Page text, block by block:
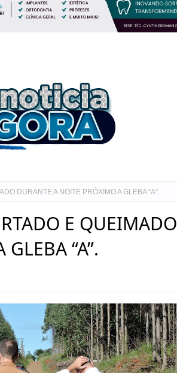
DURANTE A NOITE PRÓXIMO A GLEBA “A”.
E QUEIMADO
“A”.